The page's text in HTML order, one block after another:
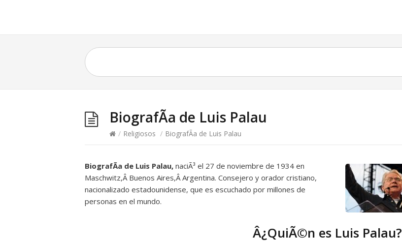
BiografÃ­a de Luis Palau
/ Religiosos / BiografÃ­a de Luis Palau
BiografÃ­a de Luis Palau, naciÃ³ el 27 de noviembre de 1934 en
Maschwitz,Â Buenos Aires,Â Argentina. Consejero y orador cristiano,
nacionalizado estadounidense, que es escuchado por millones de
personas en el mundo.
Â¿QuiÃ©n es Luis Palau?